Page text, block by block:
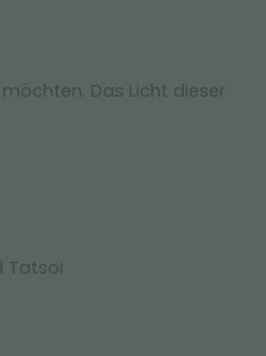
Das Licht dieser
Tatsoi